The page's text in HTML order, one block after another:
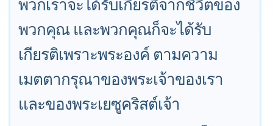
พวกเราจะได้รับเกียรติจากชีวิตของ
พวกคุณ และพวกคุณก็จะได้รับ
เกียรติเพราะพระองค์ ตามความ
เมตตากรุณาของพระเจ้าของเรา
และของพระเยซูคริสต์เจ้า